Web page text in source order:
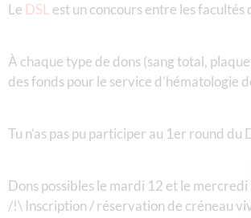
Le DSL est un concours entre les
À chaque type de dons (sang total,
des fonds pour le service d’hématologie
Tu n’as pas pu participer au 1er round
Dons possibles le mardi 12 et le
/!\ Inscription / réservation de créneau